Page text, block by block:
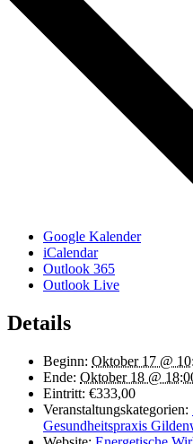
Google Kalender
iCalendar
Outlook 365
Outlook Live
Details
Beginn: Oktober 17 @
Ende: Oktober 18 @
Eintritt: €333,00
Veranstaltungskategorien:
Gesundheitspraxis